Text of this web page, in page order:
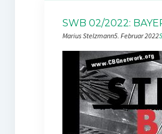
SWB 02/2022:
Marius Stelzmann5. Februar 2022